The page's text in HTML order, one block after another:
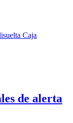
de alerta